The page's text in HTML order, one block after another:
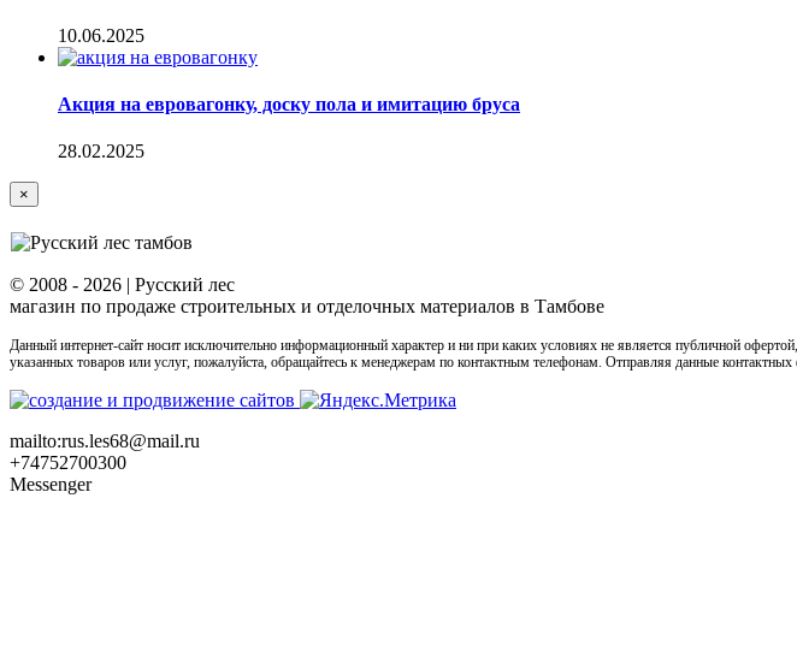
10.06.2025
Акция на евровагонку, доску пола и имитацию бруса
28.02.2025
Close
product
quick
view
×
© 2008 - 2026 | Русский лес
магазин по продаже строительных и отделочных материалов в Тамбове
Данный интернет-сайт носит исключительно информационный характер и ни при каких условиях не является публичной
указанных товаров или услуг, пожалуйста, обращайтесь к менеджерам по контактным телефонам. Отправляя данные
mailto:rus.les68@mail.ru
+74752700300
Messenger